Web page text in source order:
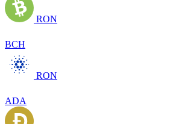
RON
BCH
RON
ADA